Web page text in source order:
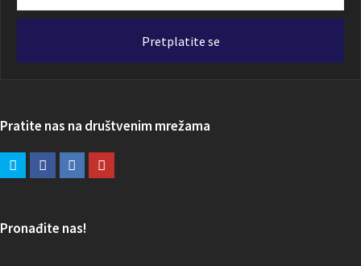
email
Pretplatite se
Pratite nas na društvenim mrežama
Pronađite nas!